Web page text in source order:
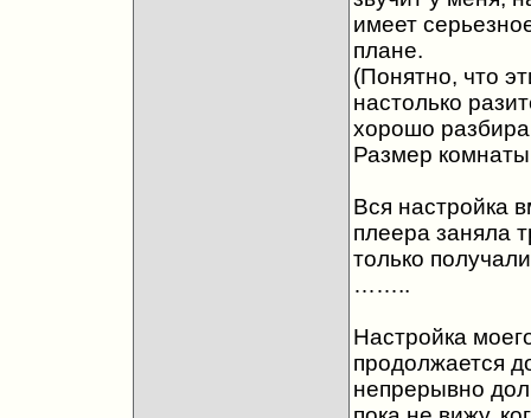
имеет
плане.
(Понятно, что
настолько
хорошо
Размер
Вся настройка
плеера заняла
только
……..
Настройка
продолжается
непрерывно